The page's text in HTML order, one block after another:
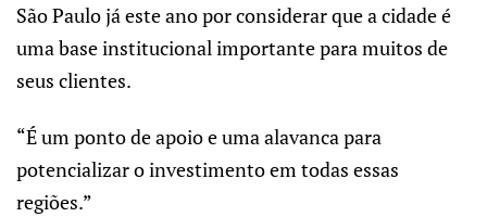
São Paulo já este ano por considerar que a cidade é
uma base institucional importante para muitos de
seus clientes.
“É um ponto de apoio e uma alavanca para
potencializar o investimento em todas essas
regiões.”